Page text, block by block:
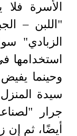
الأسرة
"اللبن –
الزبادي"
استخدامها
وحينما
سيدة
جرار
أيضًا، ثم